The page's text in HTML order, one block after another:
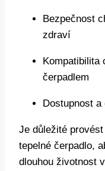
Bezpečnost
zdraví
Kompatibilita
čerpadlem
Dostupnost
Je důležité
tepelné čerpadlo,
dlouhou životnost